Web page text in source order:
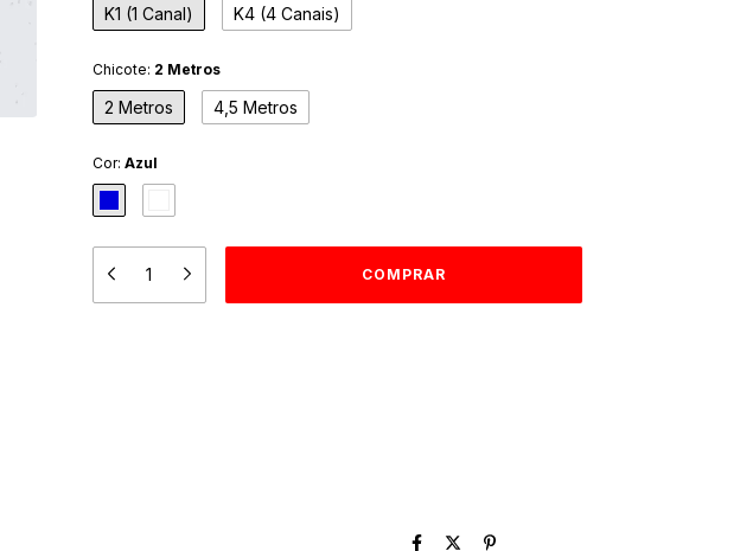
K1 (1 Canal) K4 (4 Canais)
Chicote: 2 Metros
2 Metros 4,5 Metros
Cor: Azul